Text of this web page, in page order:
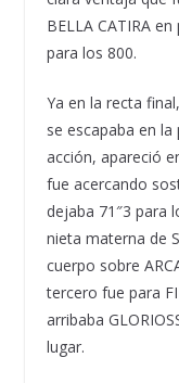
BELLA CATIRA
para los 800.
Ya en la recta
se escapaba en
acción, apareció
fue acercando
dejaba 71″3 para
nieta materna de
cuerpo sobre
tercero fue para
arribaba
lugar.